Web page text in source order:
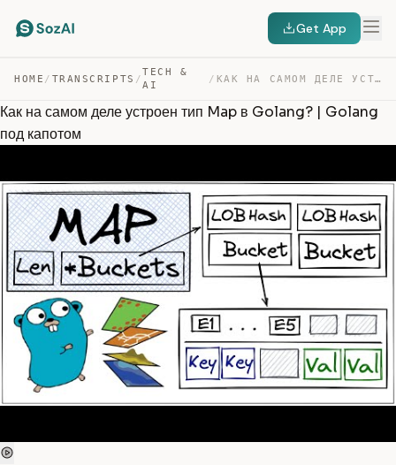
Get App
HOME / TRANSCRIPTS /
TECH &
AI
/ КАК НА САМОМ ДЕЛЕ УСТРОЕН ТИП MAP В GOLANG? | GOLANG ПО… — TRANSCRIPT
Как на самом деле устроен тип Map в Golang? | Golang
под капотом